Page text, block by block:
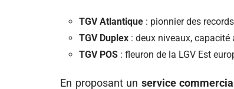
TGV Atlantique : pionnier des
TGV Duplex : deux niveaux,
TGV POS : fleuron de la LGV Est
En proposant un service commercial